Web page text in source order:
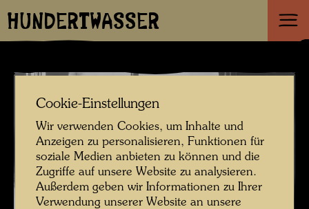
HUNDERTWASSER
Cookie-Einstellungen
Wir verwenden Cookies, um Inhalte und
Anzeigen zu personalisieren, Funktionen für
soziale Medien anbieten zu können und die
Zugriffe auf unsere Website zu analysieren.
Außerdem geben wir Informationen zu Ihrer
Verwendung unserer Website an unsere